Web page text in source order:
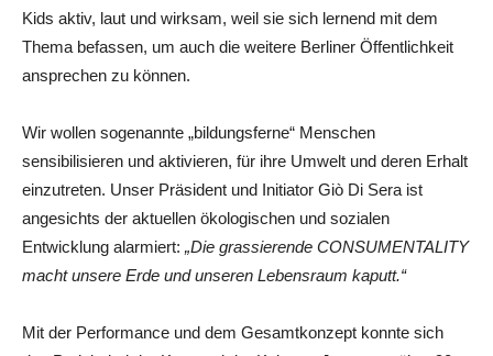
Kids aktiv, laut und wirksam, weil sie sich lernend mit dem
Thema befassen, um auch die weitere Berliner Öffentlichkeit
ansprechen zu können.
Wir wollen sogenannte „bildungsferne“ Menschen
sensibilisieren und aktivieren, für ihre Umwelt und deren Erhalt
einzutreten. Unser Präsident und Initiator Giò Di Sera ist
angesichts der aktuellen ökologischen und sozialen
Entwicklung alarmiert: „Die grassierende CONSUMENTALITY
macht unsere Erde und unseren Lebensraum kaputt.“
Mit der Performance und dem Gesamtkonzept konnte sich